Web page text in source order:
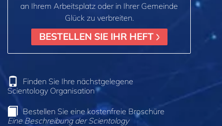
an Ihrem Arbeitsplatz oder in Ihrer Gemeinde
Glück zu verbreiten.
BESTELLEN SIE IHR HEFT
Finden Sie Ihre nächstgelegene
Scientology Organisation
Bestellen Sie eine kostenfreie Broschüre
Eine Beschreibung der Scientology